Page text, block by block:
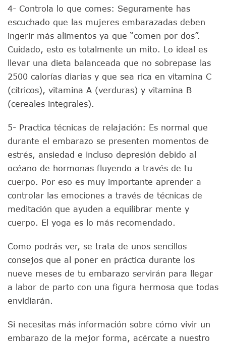
4- Controla lo que comes: Seguramente has
escuchado que las mujeres embarazadas deben
ingerir más alimentos ya que “comen por dos”.
Cuidado, esto es totalmente un mito. Lo ideal es
llevar una dieta balanceada que no sobrepase las
2500 calorías diarias y que sea rica en vitamina C
(cítricos), vitamina A (verduras) y vitamina B
(cereales integrales).
5- Practica técnicas de relajación: Es normal que
durante el embarazo se presenten momentos de
estrés, ansiedad e incluso depresión debido al
océano de hormonas fluyendo a través de tu
cuerpo. Por eso es muy importante aprender a
controlar las emociones a través de técnicas de
meditación que ayuden a equilibrar mente y
cuerpo. El yoga es lo más recomendado.
Como podrás ver, se trata de unos sencillos
consejos que al poner en práctica durante los
nueve meses de tu embarazo servirán para llegar
a labor de parto con una figura hermosa que todas
envidiarán.
Si necesitas más información sobre cómo vivir un
embarazo de la mejor forma, acércate a nuestro